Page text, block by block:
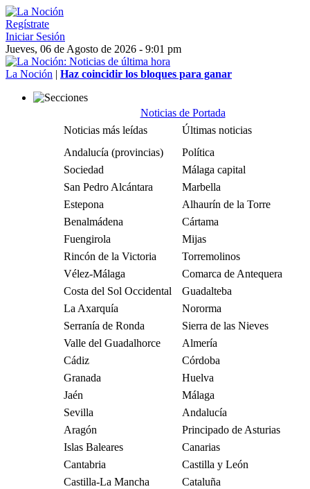
Regístrate
Iniciar Sesión
Jueves, 06 de Agosto de 2026 - 9:01 pm
La Noción | Haz coincidir los bloques para ganar
Noticias de Portada
Noticias más leídas
Últimas noticias
Andalucía (provincias)
Política
Sociedad
Málaga capital
San Pedro Alcántara
Marbella
Estepona
Alhaurín de la Torre
Benalmádena
Cártama
Fuengirola
Mijas
Rincón de la Victoria
Torremolinos
Vélez-Málaga
Comarca de Antequera
Costa del Sol Occidental
Guadalteba
La Axarquía
Nororma
Serranía de Ronda
Sierra de las Nieves
Valle del Guadalhorce
Almería
Cádiz
Córdoba
Granada
Huelva
Jaén
Málaga
Sevilla
Andalucía
Aragón
Principado de Asturias
Islas Baleares
Canarias
Cantabria
Castilla y León
Castilla-La Mancha
Cataluña